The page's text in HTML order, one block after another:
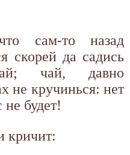
сам-то назад
скорей да садись
чай, давно
не кручинься: нет
не будет!
кричит: